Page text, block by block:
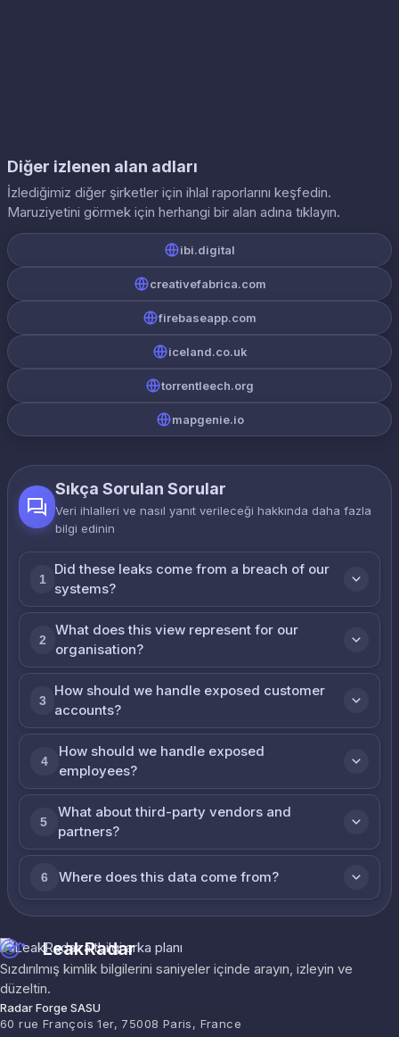
Diğer izlenen alan adları
İzlediğimiz diğer şirketler için ihlal raporlarını keşfedin.
Maruziyetini görmek için herhangi bir alan adına tıklayın.
ibi.digital
creativefabrica.com
firebaseapp.com
iceland.co.uk
torrentleech.org
mapgenie.io
Sıkça Sorulan Sorular
Veri ihlalleri ve nasıl yanıt verileceği hakkında daha fazla
bilgi edinin
1
Did these leaks come from a breach of our
systems?
2
What does this view represent for our
organisation?
3
How should we handle exposed customer
accounts?
4
How should we handle exposed
employees?
5
What about third-party vendors and
partners?
6 Where does this data come from?
LeakRadar
Sızdırılmış kimlik bilgilerini saniyeler içinde arayın, izleyin ve
düzeltin.
Radar Forge SASU
60 rue François 1er, 75008 Paris, France